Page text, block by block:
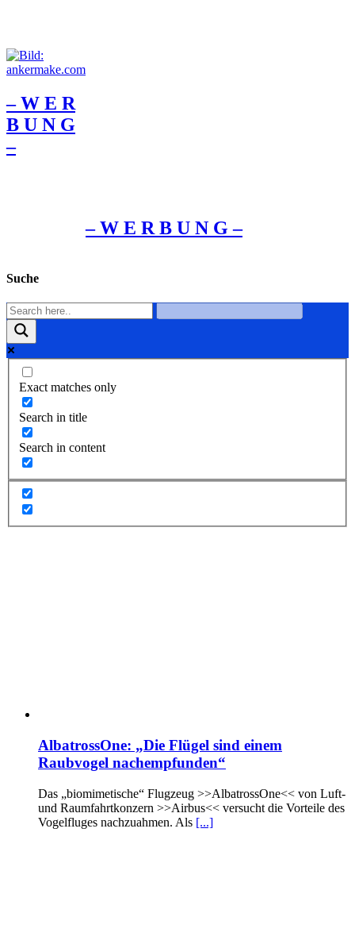
– W Ε R
Β U Ν G
–
– W Ε R Β U Ν G –
Suche
Exact matches only
Search in title
Search in content
AlbatrossOne: „Die Flügel sind einem
Raubvogel nachempfunden“
Das „biomimetische“ Flugzeug >>AlbatrossOne<< von Luft-
und Raumfahrtkonzern >>Airbus<< versucht die Vorteile des
Vogelfluges nachzuahmen. Als [...]